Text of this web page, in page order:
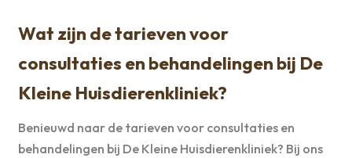
Wat zijn de tarieven voor
consultaties en behandelingen bij De
Kleine Huisdierenkliniek?
Benieuwd naar de tarieven voor consultaties en
behandelingen bij De Kleine Huisdierenkliniek? Bij ons